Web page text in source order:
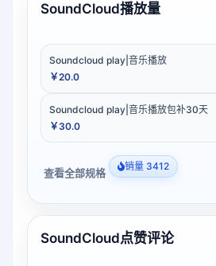
SoundCloud播放量
Soundcloud play|音乐播放
￥20.0
Soundcloud play|音乐播放包补30天
￥30.0
查看全部规格 销量 3412
SoundCloud点赞评论